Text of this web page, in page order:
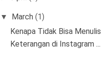
▼ March(1)
Kenapa Tidak Bisa Menulis
Keterangan di Instagram ...